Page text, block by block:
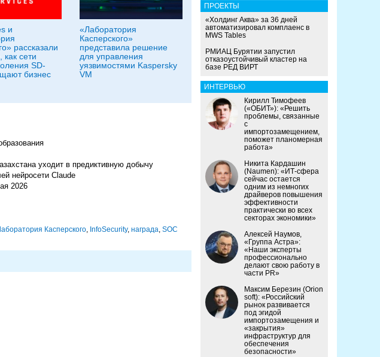
и
рассказали
как сети
SD-
бизнес
«Лаборатория
Касперского»
представила решение
для управления
уязвимостями Kaspersky
VM
уходит в предиктивную добычу
нейросети Claude
2026
Касперского, InfoSecurity, награда, SOC
ПРОЕКТЫ
«Холдинг Аква» за 36 дней
автоматизировал комплаенс в
MWS Tables
РМИАЦ Бурятии запустил
отказоустойчивый кластер на
базе РЕД ВИРТ
ИНТЕРВЬЮ
Кирилл Тимофеев
(«ОБИТ»): «Решить
проблемы, связанные
с
импортозамещением,
поможет планомерная
работа»
Никита Кардашин
(Naumen): «ИТ-сфера
сейчас остается
одним из немногих
драйверов повышения
эффективности
практически во всех
секторах экономики»
Алексей Наумов,
«Группа Астра»:
«Наши эксперты
профессионально
делают свою работу в
части PR»
Максим Березин (Orion
soft): «Российский
рынок развивается
под эгидой
импортозамещения и
«закрытия»
инфраструктур для
обеспечения
безопасности»